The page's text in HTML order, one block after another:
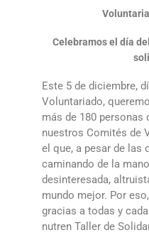
Celebramos el día
Este 5 de diciembre,
Voluntariado,
más de 180 personas
nuestros Comités de
el que, a pesar de las
caminando de la
desinteresada,
mundo mejor. Por
gracias a todas y
nutren Taller de